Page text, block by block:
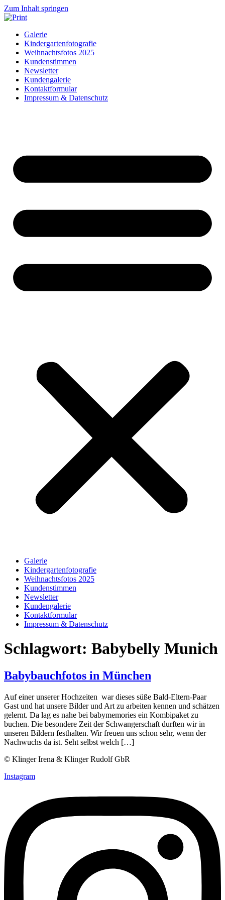
Zum Inhalt springen
Galerie
Kindergartenfotografie
Weihnachtsfotos 2025
Kundenstimmen
Newsletter
Kundengalerie
Kontaktformular
Impressum & Datenschutz
Galerie
Kindergartenfotografie
Weihnachtsfotos 2025
Kundenstimmen
Newsletter
Kundengalerie
Kontaktformular
Impressum & Datenschutz
Schlagwort: Babybelly Munich
Babybauchfotos in München
Auf einer unserer Hochzeiten war dieses süße Bald-Eltern-Paar
Gast und hat unsere Bilder und Art zu arbeiten kennen und schätzen
gelernt. Da lag es nahe bei babymemories ein Kombipaket zu
buchen. Die besondere Zeit der Schwangerschaft durften wir in
unseren Bildern festhalten. Wir freuen uns schon sehr, wenn der
Nachwuchs da ist. Seht selbst welch […]
© Klinger Irena & Klinger Rudolf GbR
Instagram